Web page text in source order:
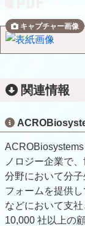
関連情報
ノロジー企業で
分野において分
フォームを提供
などにおいて支
10,000 社以上の